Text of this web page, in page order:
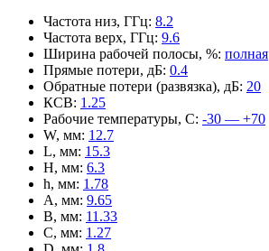
Частота низ, ГГц: 8.2
Частота верх, ГГц: 9.6
Ширина рабочей полосы, %: полная
Прямые потери, дБ: 0.4
Обратные потери (развязка), дБ: 20
КСВ: 1.25
Рабочие температуры, С: -30 — +70
W, мм: 12.7
L, мм: 15.3
H, мм: 6.3
h, мм: 1.78
A, мм: 9.65
B, мм: 11.33
C, мм: 1.27